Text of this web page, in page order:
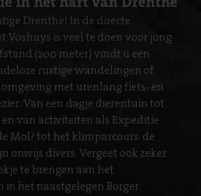
Drenthe! In de directe
Voshuys is veel te doen voor jong
(200 meter) vindt u een
rustige wandelingen of
met urenlang fiets- en
Van een dagje dierentuin tot
van activiteiten als Expeditie
Mol? tot het klimparcours: de
onwijs divers. Vergeet ook zeker
te brengen aan het
het naastgelegen Borger.